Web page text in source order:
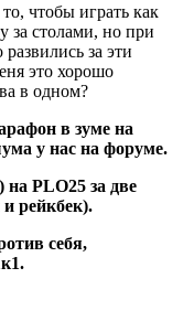
чтобы играть как
за столами, но при
за эти
это хорошо
в одном?
в зуме на
у нас на форуме.
на PLO25 за две
рейкбек).
себя,